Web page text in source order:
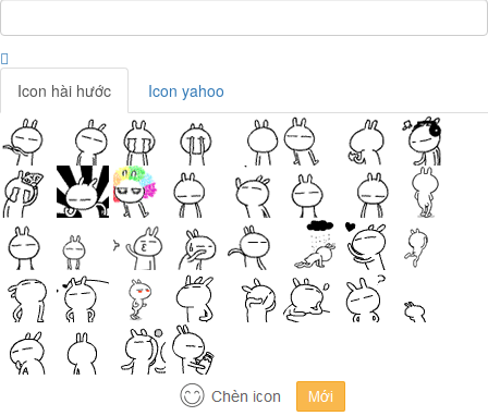
Icon hài hước Icon yahoo